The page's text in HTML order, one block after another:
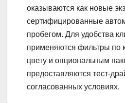
оказываются как новые
сертифицированные
пробегом. Для удобства
применяются фильтры по
цвету и опциональным
предоставляются
согласованных условиях.